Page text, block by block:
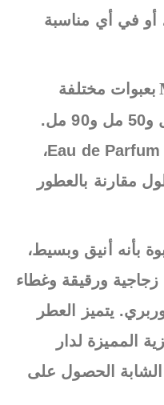
أو في أي مناسبة
بعبوات مختلفة
الأحجام، بما في ذلك 30 مل و50 مل و90 مل.
كما أن العطر متوفر بتركيز Eau de Parfum،
مقارنة بالعطور
بأنه أنيق وبسيط،
ورقيقة وغطاء
يتميز العطر
المميزة لدار
الحصول على